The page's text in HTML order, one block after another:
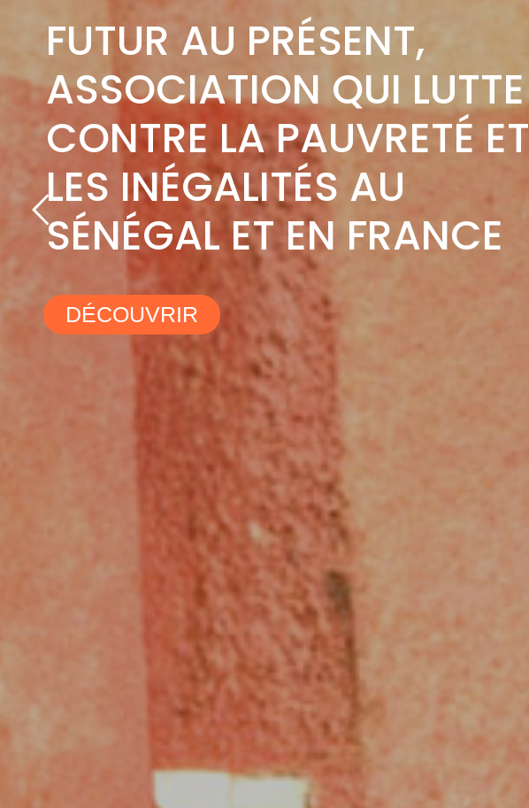
FUTUR AU PRÉSENT,
ASSOCIATION QUI LUTTE
CONTRE LA PAUVRETÉ ET
LES INÉGALITÉS AU
SÉNÉGAL ET EN FRANCE
DÉCOUVRIR